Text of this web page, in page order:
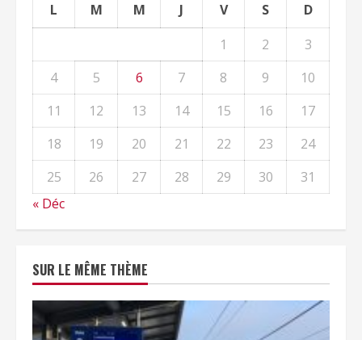
L M M J V S
D
1
2
3
4
5 6 7 8 9
10
11
12 13 14 15 16
17
18
19 20 21 22 23
24
25
26 27 28 29 30
31
« Déc
SUR LE MÊME THÈME